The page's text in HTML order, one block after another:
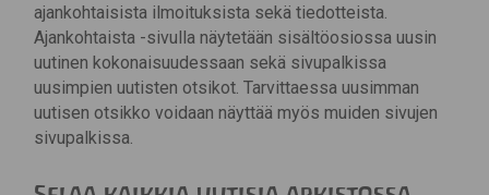
ajankohtaisista ilmoituksista sekä tiedotteista.
Ajankohtaista -sivulla näytetään sisältöosiossa uusin
uutinen kokonaisuudessaan sekä sivupalkissa
uusimpien uutisten otsikot. Tarvittaessa uusimman
uutisen otsikko voidaan näyttää myös muiden sivujen
sivupalkissa.